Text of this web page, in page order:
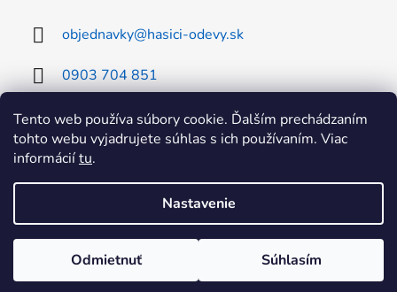
Tento web používa súbory cookie. Ďalším prechádzaním
tohto webu vyjadrujete súhlas s ich používaním. Viac
informáciítu.
Nastavenie
Odmietnuť Súhlasím
objednavky@hasici-odevy.sk
0903 704 851
0902 856 674
Vytvoril Shoptet
Copyright 2026RHEA SK hasici-odevy. Všetky práva
vyhradené.